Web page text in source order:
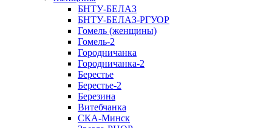
БНТУ-БЕЛАЗ
БНТУ-БЕЛАЗ-РГУОР
Гомель (женщины)
Гомель-2
Городничанка
Городничанка-2
Берестье
Берестье-2
Березина
Витебчанка
СКА-Минск